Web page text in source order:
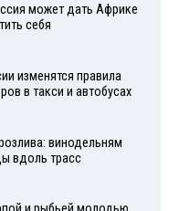
может дать Африке
себя
изменятся правила
в такси и автобусах
винодельням
вдоль трасс